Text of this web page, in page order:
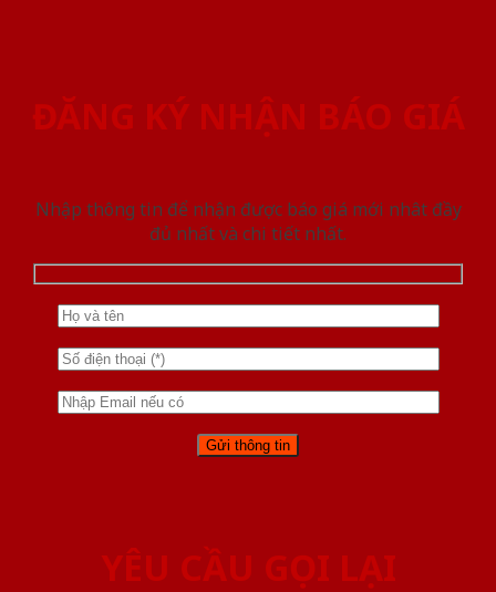
ĐĂNG KÝ NHẬN BÁO GIÁ
Nhập thông tin để nhận được báo giá mới nhât đầy
đủ nhất và chi tiết nhất.
YÊU CẦU GỌI LẠI